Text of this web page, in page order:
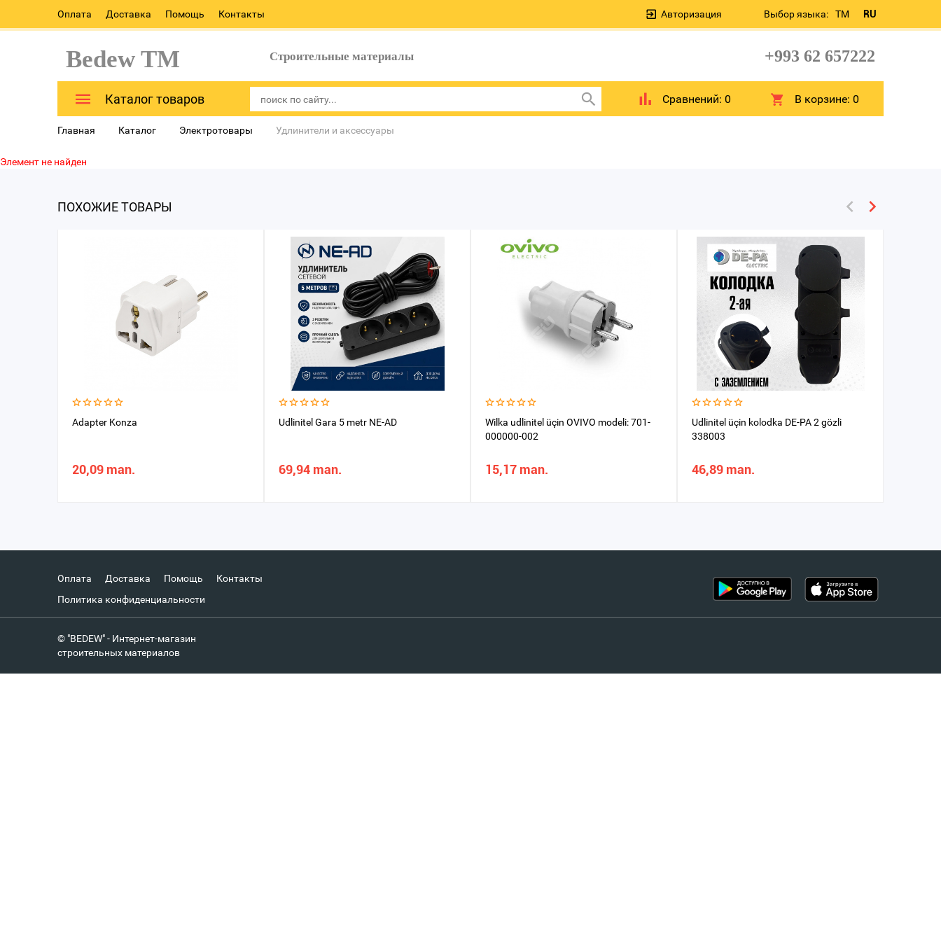
Оплата Доставка Помощь Контакты Выбор языка: TM RU
Авторизация
Bedew TM Строительные материалы +993 62 657222
Каталог товаров Сравнений: 0 В корзине:0
Главная Каталог Электротовары Удлинители и аксессуары
Элемент не найден
ПОХОЖИЕ ТОВАРЫ
Adapter Konza
20,09 man.
Udlinitel Gara 5 metr NE-AD
69,94 man.
Wilka udlinitel üçin OVIVO modeli: 701-
000000-002
15,17 man.
Udlinitel üçin kolodka DE-PA 2 gözli
338003
46,89 man.
Оплата Доставка Помощь
Контакты
Политика конфиденциальности
© "BEDEW" - Интернет-магазин
строительных материалов